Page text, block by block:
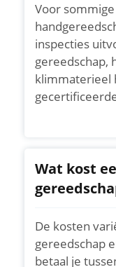
Voor
inspecties
gereedschap,
klimmaterieel
Wat kost
De kosten
gereedschap
betaal je